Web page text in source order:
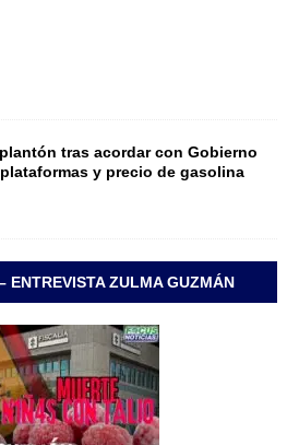
tras acordar con Gobierno
y precio de gasolina
ENTREVISTA ZULMA GUZMÁN